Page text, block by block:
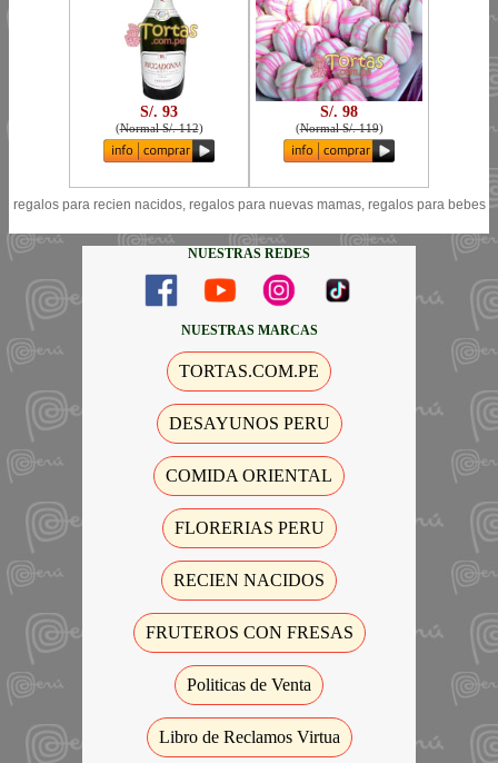
S/. 93
(Normal S/. 112)
S/. 98
(Normal S/. 119)
regalos para recien nacidos, regalos para nuevas mamas, regalos para bebes
NUESTRAS REDES
NUESTRAS MARCAS
TORTAS.COM.PE
DESAYUNOS PERU
COMIDA ORIENTAL
FLORERIAS PERU
RECIEN NACIDOS
FRUTEROS CON FRESAS
Politicas de Venta
Libro de Reclamos Virtua